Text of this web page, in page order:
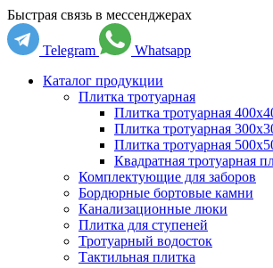
Быстрая связь в мессенджерах
Telegram
Whatsapp
Каталог продукции
Плитка тротуарная
Плитка тротуарная
Плитка тротуарная
Плитка тротуарная
Квадратная тротуарная
Комплектующие для заборов
Бордюрные бортовые камни
Канализационные люки
Плитка для ступеней
Тротуарный водосток
Тактильная плитка